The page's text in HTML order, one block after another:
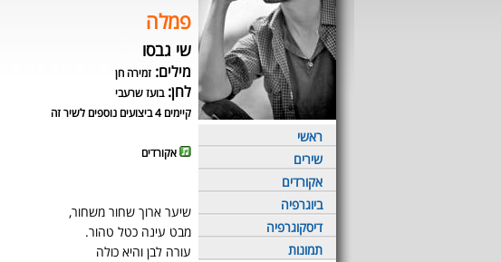
ראשי
שירים
אקורדים
ביוגרפיה
דיסקוגרפיה
תמונות
פמלה
שי גבסו
מילים: זמירה חן
לחן:בועז שרעבי
קיימים 4 ביצועים נוספים לשיר זה
אקורדים
שיער ארוך שחור משחור,
מבט עינה כטל טהור.
עורה לבן והיא כולה